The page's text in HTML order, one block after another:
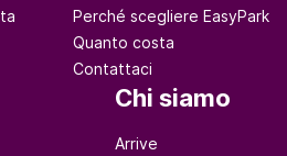
Perché scegliere EasyPark
Quanto costa
Contattaci
Chi siamo
Arrive